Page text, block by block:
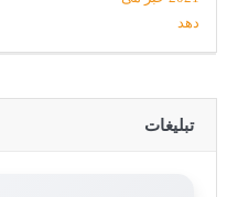
تبلیغات